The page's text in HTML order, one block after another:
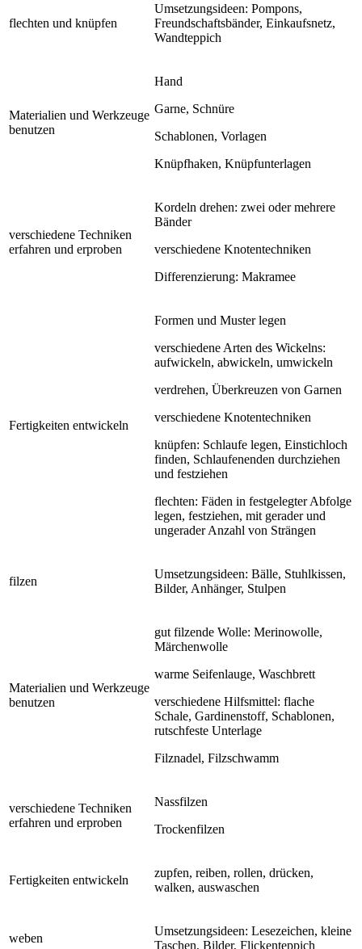
flechten und knüpfen
Umsetzungsideen: Pompons,
Freundschaftsbänder, Einkaufsnetz,
Wandteppich
Materialien und Werkzeuge
benutzen
Hand
Garne, Schnüre
Schablonen, Vorlagen
Knüpfhaken, Knüpfunterlagen
verschiedene Techniken
erfahren und erproben
Kordeln drehen: zwei oder mehrere
Bänder
verschiedene Knotentechniken
Differenzierung: Makramee
Fertigkeiten entwickeln
Formen und Muster legen
verschiedene Arten des Wickelns:
aufwickeln, abwickeln, umwickeln
verdrehen, Überkreuzen von Garnen
verschiedene Knotentechniken
knüpfen: Schlaufe legen, Einstichloch
finden, Schlaufenenden durchziehen
und festziehen
flechten: Fäden in festgelegter Abfolge
legen, festziehen, mit gerader und
ungerader Anzahl von Strängen
filzen
Umsetzungsideen: Bälle, Stuhlkissen,
Bilder, Anhänger, Stulpen
Materialien und Werkzeuge
benutzen
gut filzende Wolle: Merinowolle,
Märchenwolle
warme Seifenlauge, Waschbrett
verschiedene Hilfsmittel: flache
Schale, Gardinenstoff, Schablonen,
rutschfeste Unterlage
Filznadel, Filzschwamm
verschiedene Techniken
erfahren und erproben
Nassfilzen
Trockenfilzen
Fertigkeiten entwickeln
zupfen, reiben, rollen, drücken,
walken, auswaschen
weben
Umsetzungsideen: Lesezeichen, kleine
Taschen, Bilder, Flickenteppich